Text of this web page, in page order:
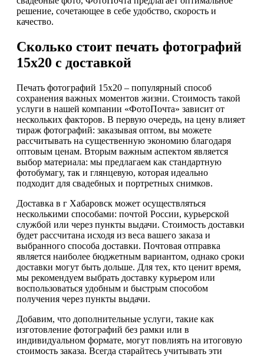
решение, сочетающее в себе удобство, скорость и
качество.
Сколько стоит печать фотографий
15х20 с доставкой
Печать фотографий 15х20 – популярный способ
сохранения важных моментов жизни. Стоимость такой
услуги в нашей компании «ФотоПочта» зависит от
нескольких факторов. В первую очередь, на цену влияет
тираж фотографий: заказывая оптом, вы можете
рассчитывать на существенную экономию благодаря
оптовым ценам. Вторым важным аспектом является
выбор материала: мы предлагаем как стандартную
фотобумагу, так и глянцевую, которая идеально
подходит для свадебных и портретных снимков.
Доставка в г Хабаровск может осуществляться
несколькими способами: почтой России, курьерской
службой или через пункты выдачи. Стоимость доставки
будет рассчитана исходя из веса вашего заказа и
выбранного способа доставки. Почтовая отправка
является наиболее бюджетным вариантом, однако сроки
доставки могут быть дольше. Для тех, кто ценит время,
мы рекомендуем выбрать доставку курьером или
воспользоваться удобным и быстрым способом
получения через пункты выдачи.
Добавим, что дополнительные услуги, такие как
изготовление фотографий без рамки или в
индивидуальном формате, могут повлиять на итоговую
стоимость заказа. Всегда старайтесь учитывать эти